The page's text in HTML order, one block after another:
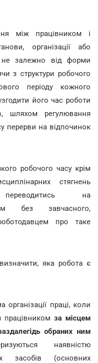
між працівником і
організації або
залежно від форми
з структури робочого
періоду кожного
його час роботи
шляхом регулювання
перерви на відпочинок
робочого часу крім
стягнень
на
без завчасного,
про таке
яка робота є
організації праці, коли
працівником за місцем
обраних ним
наявністю
засобів (основних